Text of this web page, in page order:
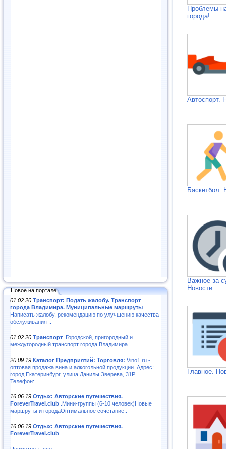
Новое на портале
01.02.20 Транспорт: Подать жалобу. Транспорт
города Владимира. Муниципальные маршруты
Написать жалобу, рекомендацию по улучшению качества
обслуживания ..
01.02.20 Транспорт .Городской, пригородный и
междугородный транспорт города Владимира..
20.09.19 Каталог Предприятий: Торговля: Vino1.ru -
оптовая продажа вина и алкогольной продукции. Адрес:
город Екатеринбург, улица Данилы Зверева, 31Р
Телефон:..
16.06.19 Отдых: Авторские путешествия.
ForeverTravel.club .Мини-группы (6-10 человек)Новые
маршруты и городаОптимальное сочетание..
16.06.19 Отдых: Авторские путешествия.
ForeverTravel.club
Проблемы
города!
Автоспорт.
Баскетбол.
Важное за
Новости
Главное.